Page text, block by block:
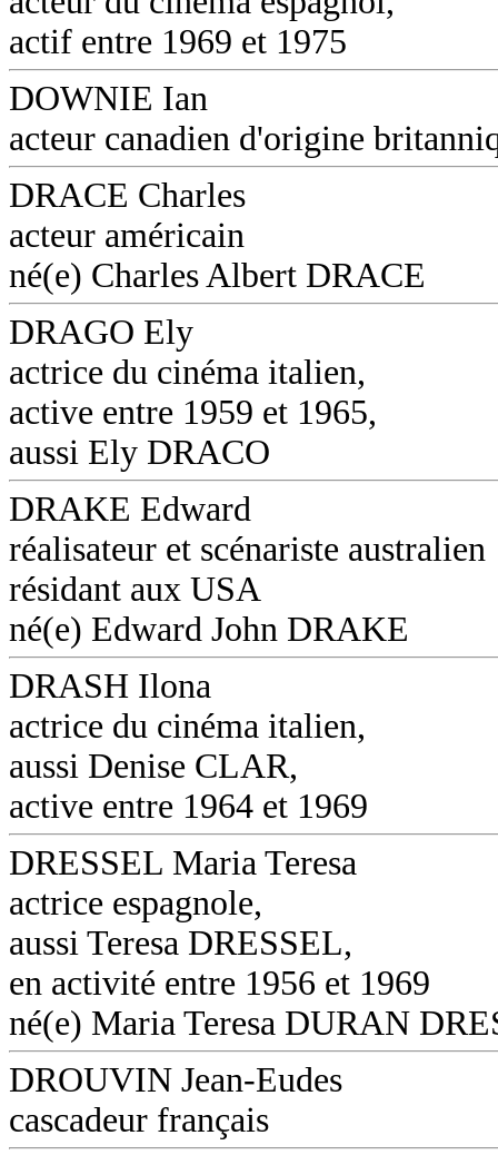
actif entre 1969 et 1975
DOWNIE Ian
acteur canadien d'origine
DRACE Charles
acteur américain
né(e) Charles Albert DRACE
DRAGO Ely
actrice du cinéma italien,
active entre 1959 et 1965,
aussi Ely DRACO
DRAKE Edward
réalisateur et scénariste australien
résidant aux USA
né(e) Edward John DRAKE
DRASH Ilona
actrice du cinéma italien,
aussi Denise CLAR,
active entre 1964 et 1969
DRESSEL Maria Teresa
actrice espagnole,
aussi Teresa DRESSEL,
en activité entre 1956 et 1969
né(e) Maria Teresa DURAN
DROUVIN Jean-Eudes
cascadeur français